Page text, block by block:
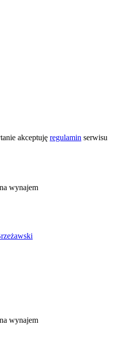
akceptuję regulamin serwisu
na wynajem
na wynajem